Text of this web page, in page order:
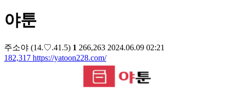
야툰
주소야 (14.♡.41.5) 1 266,263 2024.06.09 02:21
182,317 https://yatoon228.com/